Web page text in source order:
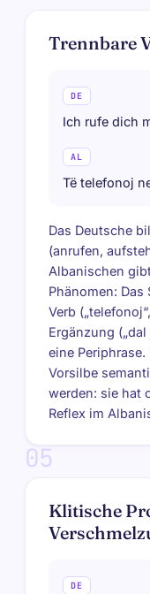
Trennbare
DE
Ich rufe dich
AL
Të telefonoj
Das Deutsche
(anrufen,
Albanischen
Phänomen:
Verb
Ergänzung
eine
Vorsilbe
werden: sie hat
Reflex im
05
Klitische
DE